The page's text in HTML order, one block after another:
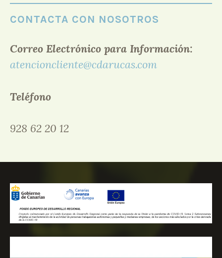
CONTACTA CON NOSOTROS
Correo Electrónico para Información:
atencioncliente@cdarucas.com
Teléfono
928 62 20 12